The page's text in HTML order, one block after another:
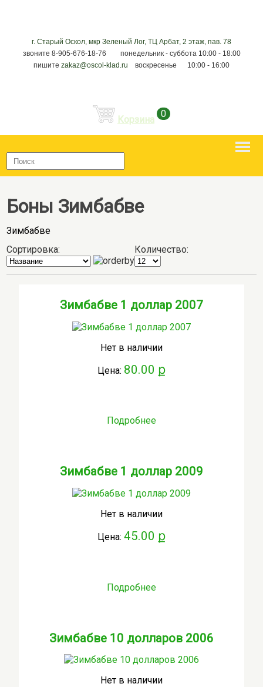
г. Старый Оскол, мкр Зеленый Лог, ТЦ Арбат, 2 этаж, пав. 78
звоните 8-905-676-18-76 понедельник - суббота 10:00 - 18:00
пишите zakaz@oscol-klad.ru воскресенье 10:00 - 16:00
Корзина
0
Боны Зимбабве
Зимбабве
Сортировка:
Количество:
Зимбабве 1 доллар 2007
Нет в наличии
Цена: 80.00 ք
Подробнее
Зимбабве 1 доллар 2009
Нет в наличии
Цена: 45.00 ք
Подробнее
Зимбабве 10 долларов 2006
Нет в наличии